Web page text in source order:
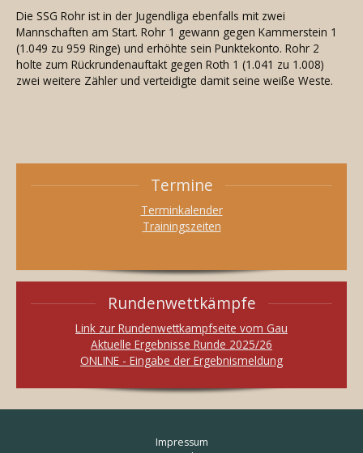
Die SSG Rohr ist in der Jugendliga ebenfalls mit zwei
Mannschaften am Start. Rohr 1 gewann gegen Kammerstein 1
(1.049 zu 959 Ringe) und erhöhte sein Punktekonto. Rohr 2
holte zum Rückrundenauftakt gegen Roth 1 (1.041 zu 1.008)
zwei weitere Zähler und verteidigte damit seine weiße Weste.
Termine
Terminkalender
Trainingszeiten
Rundenwettkämpfe
Link zur Rundenwettkampfseite vom Gau
Aktuelle Ergebnisse Runde 2025/26
ONLINE - Eingabe der Ergebnismeldung
Impressum